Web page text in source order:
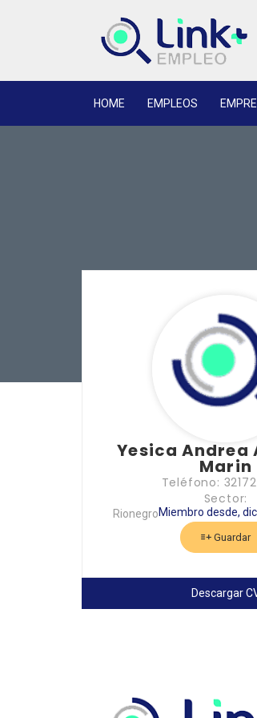
HOME EMPLEOS
Yesica Andrea
Marin
Teléfono:
Sector:
RionegroMiembro desde,
Guardar
Descargar